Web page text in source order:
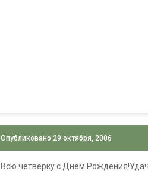
Опубликовано 29 октября, 2006
Всю четверку с Днём